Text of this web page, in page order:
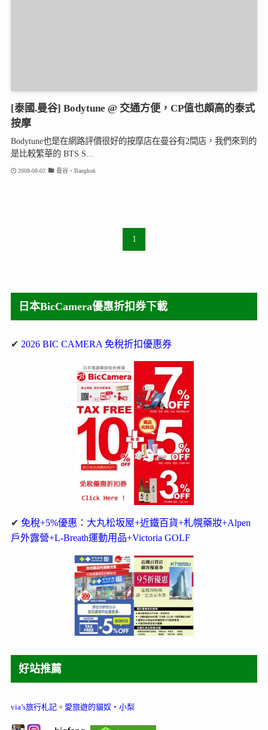
[泰國.曼谷] Bodytune @ 交通方便，CP值也頗高的泰式
按摩
Bodytune也是在網路評價很好的按摩店在曼谷有2間店，我們來到的
是比較繁華的 BTS S...
2008-08-02 曼谷、Bangkok
1
日本BicCamera優惠折扣券下載
✔ 2026 BIC CAMERA 免稅折扣優惠券
✔ 免稅+5%優惠：大丸松坂屋+近鐵百貨+札幌藥妝+Alpen
戶外露營+L-Breath運動用品+Victoria GOLF
好站推薦
via’s旅行札記。 愛旅遊的貓奴‧小梨